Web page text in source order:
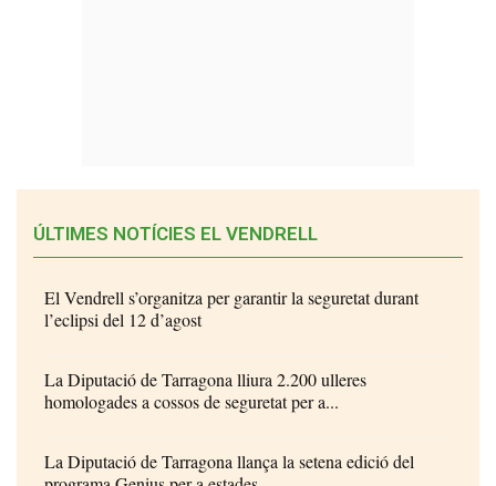
ÚLTIMES NOTÍCIES EL VENDRELL
El Vendrell s’organitza per garantir la seguretat durant
l’eclipsi del 12 d’agost
La Diputació de Tarragona lliura 2.200 ulleres
homologades a cossos de seguretat per a...
La Diputació de Tarragona llança la setena edició del